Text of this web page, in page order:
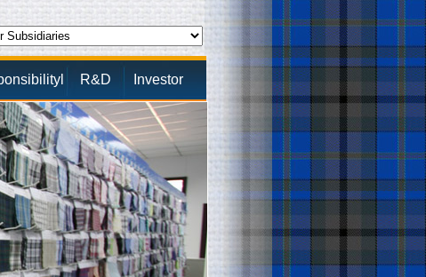
R&D Investor